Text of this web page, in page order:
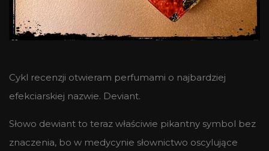
Cykl recenzji otwieram perfumami o najbardziej
efekciarskiej nazwie. Deviant.
Słowo dewiant to teraz właściwie pikantny symbol bez
znaczenia, bo w medycynie słownictwo oscylujące